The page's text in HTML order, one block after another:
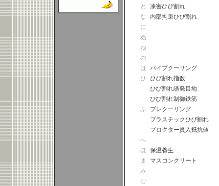
と
凍害ひび割れ
な
内部拘束ひび割れ
に
ぬ
ね
の
は
パイプクーリング
ひ
ひび割れ指数
ひび割れ誘発目地
ひび割れ制御鉄筋
ふ
プレクーリング
プラスチックひび割れ
プロクター貫入抵抗値
へ
ほ
保温養生
ま
マスコンクリート
み
む